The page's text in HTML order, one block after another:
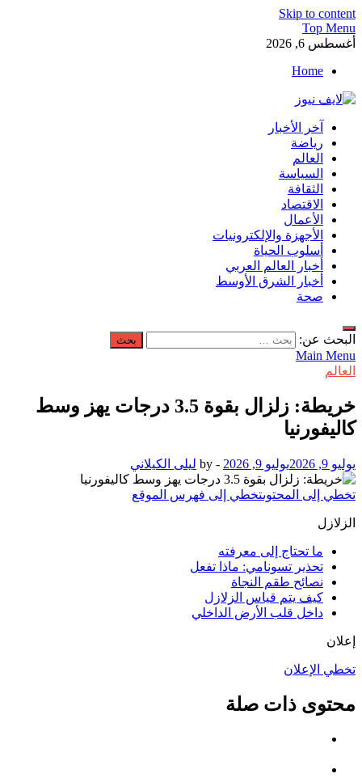
Skip to content
Top Menu
أغسطس 6, 2026
Home
لايف نيوز
آخر الأخبار العاجلة لحظة بلحظة من العالم العربي والعالم
آخر الأخبار
رياضة
العالم
السياسة
الثقافة
الاقتصاد
الأعمال
الأجهزة والإلكترونيات
أسلوب الحياة
أخبار العالم العربي
أخبار الشرق الأوسط
صحة
البحث عن:
Main Menu
العالم
خريطة: زلزال بقوة 3.5 درجات يهز وسط
كاليفورنيا
يوليو 9, 2026 يوليو 9, 2026 -
by ليلى الكيلاني
تخطي إلى المحتوىتخطي إلى فهرس الموقع
الزلازل
ما تحتاج إلى معرفته
تحذير تسونامي: ماذا تفعل
نصائح طقم النجاة
كيف يتم قياس الزلازل
داخل قلب الأرض الداخلي
إعلان
تخطي الإعلان
محتوى ذات صلة